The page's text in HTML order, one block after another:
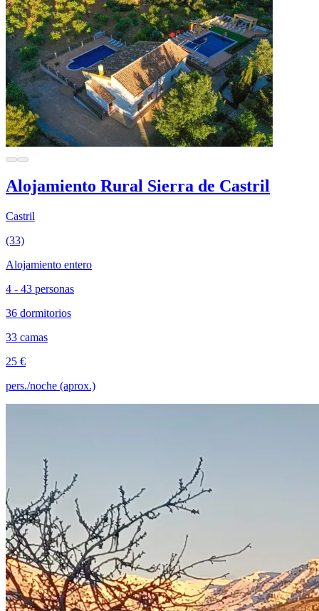
Alojamiento Rural Sierra de Castril
Castril
(33)
Alojamiento entero
4 - 43 personas
36 dormitorios
33 camas
25 €
pers./noche (aprox.)